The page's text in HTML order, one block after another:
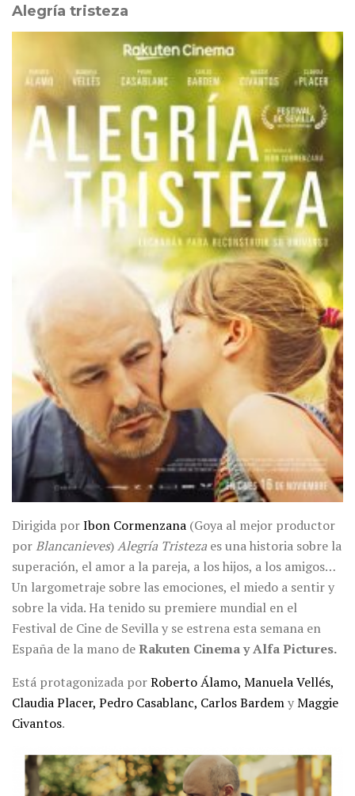
Alegría tristeza
Dirigida porIbon Cormenzana (Goya al mejor productor
porBlancanieves)Alegría Tristeza es una historia sobre la
superación, el amor a la pareja, a los hijos, a los amigos…
Un largometraje sobre las emociones, el miedo a sentir y
sobre la vida. Ha tenido su premiere mundial en el
Festival de Cine de Sevilla y se estrena esta semana en
España de la mano deRakuten Cinema y Alfa Pictures.
Está protagonizada porRoberto Álamo, Manuela Vellés,
Claudia Placer, Pedro Casablanc, Carlos BardemyMaggie
Civantos.